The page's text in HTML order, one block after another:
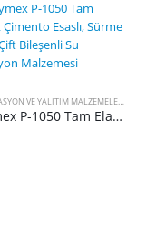
,SU İZOLASYON VE YALITIM
SU İZOLASYON VE YALITIM MALZEMELERI
Polymex P-1050 Tam Elastik Çimento Esaslı, Sürme Esaslı Çift Bileşenli Su İzolasyon Malzemesi